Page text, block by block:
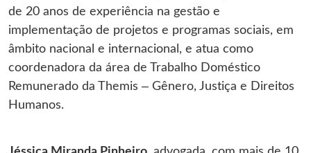
de 20 anos de experiência na gestão e
implementação de projetos e programas sociais, em
âmbito nacional e internacional, e atua como
coordenadora da área de Trabalho Doméstico
Remunerado da Themis – Gênero, Justiça e Direitos
Humanos.